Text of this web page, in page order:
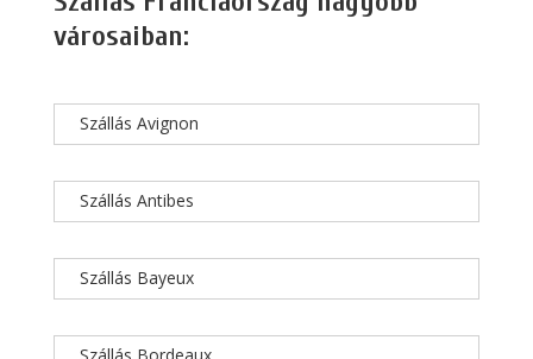
városaiban:
Szállás Avignon
Szállás Antibes
Szállás Bayeux